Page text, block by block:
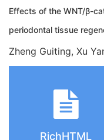
Effects of the WNT/β-
periodontal tissue
Zheng Guiting, Xu
RichHTML